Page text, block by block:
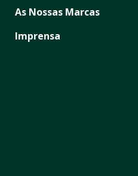
As Nossas Marcas
Imprensa